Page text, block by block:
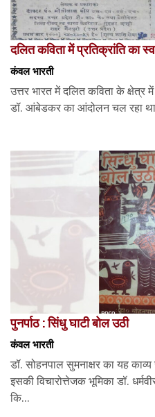
दलित कविता में प्रतिक्रांति का
कंवल भारती
उत्तर भारत में दलित कविता के क्षेत्र
डॉ. आंबेडकर का आंदोलन चल रहा
पुनर्पाठ : सिंधु घाटी बोल उठी
कंवल भारती
डॉ. सोहनपाल सुमनाक्षर का यह
इसकी विचारोत्तेजक भूमिका डॉ.
कि...